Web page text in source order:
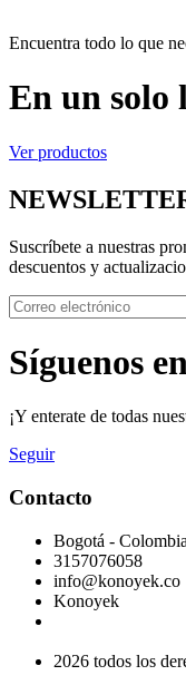
Encuentra todo lo que
En un solo
Ver productos
Suscríbete a nuestras
descuentos y
Síguenos
¡Y enterate de todas
Seguir
Contacto
Bogotá - Colombia
3157076058
info@konoyek.co
Konoyek
2026 todos los